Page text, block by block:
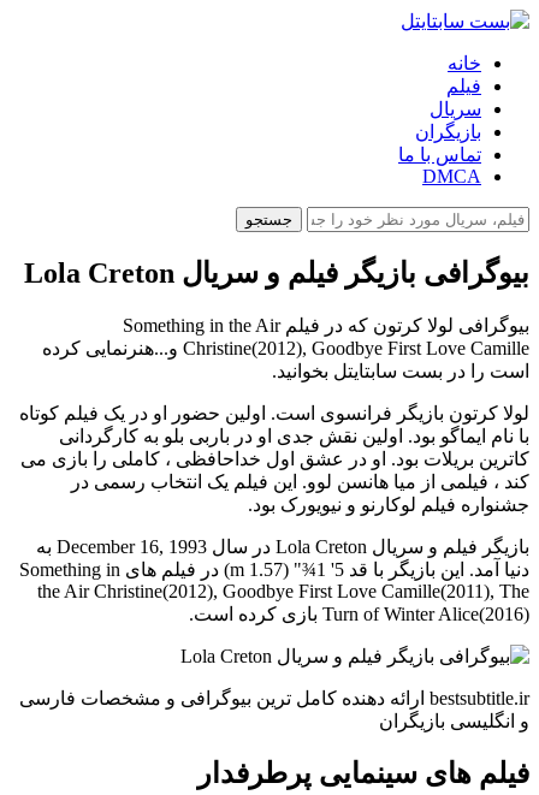
خانه
فیلم
سریال
بازیگران
تماس با ما
DMCA
جستجو
بیوگرافی بازیگر فیلم و سریال Lola Creton
بیوگرافی لولا کرتون که در فیلم Something in the Air
Christine(2012), Goodbye First Love Camille و...هنرنمایی کرده
است را در بست سابتایتل بخوانید.
لولا کرتون بازیگر فرانسوی است. اولین حضور او در یک فیلم کوتاه
با نام ایماگو بود. اولین نقش جدی او در باربی بلو به کارگردانی
کاترین بریلات بود. او در عشق اول خداحافظی ، کاملی را بازی می
کند ، فیلمی از میا هانسن لوو. این فیلم یک انتخاب رسمی در
جشنواره فیلم لوکارنو و نیویورک بود.
بازیگر فیلم و سریال Lola Creton در سال December 16, 1993 به
دنیا آمد. این بازیگر با قد 5' 1¾" (1.57 m) در فیلم های Something in
the Air Christine(2012), Goodbye First Love Camille(2011), The
Turn of Winter Alice(2016) بازی کرده است.
bestsubtitle.ir ارائه دهنده کامل ترین بیوگرافی و مشخصات فارسی
و انگلیسی بازیگران
فیلم های سینمایی پرطرفدار